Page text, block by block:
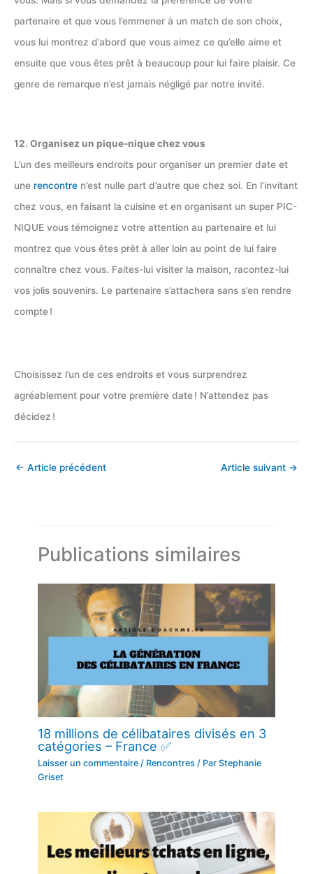
partenaire et que vous l’emmener à un match de son choix,
vous lui montrez d’abord que vous aimez ce qu’elle aime et
ensuite que vous êtes prêt à beaucoup pour lui faire plaisir. Ce
genre de remarque n’est jamais négligé par notre invité.
12. Organisez un pique-nique chez vous
L’un des meilleurs endroits pour organiser un premier date et
une rencontre n’est nulle part d’autre que chez soi. En l’invitant
chez vous, en faisant la cuisine et en organisant un super PIC-
NIQUE vous témoignez votre attention au partenaire et lui
montrez que vous êtes prêt à aller loin au point de lui faire
connaître chez vous. Faites-lui visiter la maison, racontez-lui
vos jolis souvenirs. Le partenaire s’attachera sans s’en rendre
compte !
Choisissez l’un de ces endroits et vous surprendrez
agréablement pour votre première date ! N’attendez pas
décidez !
← Article précédent Article suivant →
Publications similaires
18 millions de célibataires divisés en 3
catégories – France ✅
Laisser un commentaire / Rencontres / ParStephanie
Griset